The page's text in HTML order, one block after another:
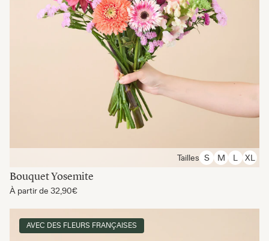
Tailles S M XL
Bouquet Yosemite
À partir de 32,90€
AVEC DES FLEURS FRANÇAISES